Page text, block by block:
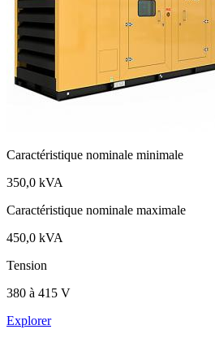
Caractéristique nominale minimale
350,0 kVA
Caractéristique nominale maximale
450,0 kVA
Tension
380 à 415 V
Explorer